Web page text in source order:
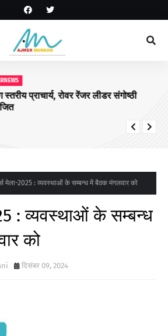
स्तरीय प्राचार्य, रोवर रेंजर लीडर संगोष्ठी
मेला-2025 : व्यवस्थाओं के सम्बन्ध में बैठक मंगलवार को
: व्यवस्थाओं के सम्बन्ध
को
दिसंबर 09, 2024